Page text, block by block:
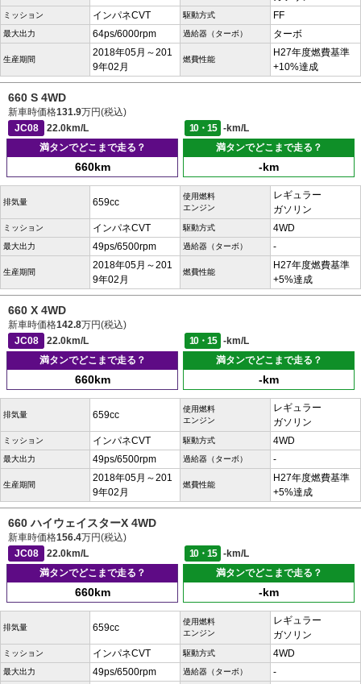
ミッション インパネCVT 駆動方式 FF
最大出力 64ps/6000rpm 過給器（ターボ） ターボ
生産期間
2018年05月～201
9年02月
燃費性能
H27年度燃費基準
+10%達成
660 S 4WD
新車時価格131.9万円(税込)
JC08
22.0km/L 10・15
-km/L
満タンでどこまで走る？
660km
満タンでどこまで走る？
-km
排気量 659cc
使用燃料
エンジン
レギュラー
ガソリン
ミッション インパネCVT 駆動方式 4WD
最大出力 49ps/6500rpm 過給器（ターボ） -
生産期間
2018年05月～201
9年02月
燃費性能
H27年度燃費基準
+5%達成
660 X 4WD
新車時価格142.8万円(税込)
JC08
22.0km/L 10・15
-km/L
満タンでどこまで走る？
660km
満タンでどこまで走る？
-km
排気量 659cc
使用燃料
エンジン
レギュラー
ガソリン
ミッション インパネCVT 駆動方式 4WD
最大出力 49ps/6500rpm 過給器（ターボ） -
生産期間
2018年05月～201
9年02月
燃費性能
H27年度燃費基準
+5%達成
660 ハイウェイスターX 4WD
新車時価格156.4万円(税込)
JC08
22.0km/L 10・15
-km/L
満タンでどこまで走る？
660km
満タンでどこまで走る？
-km
排気量 659cc
使用燃料
エンジン
レギュラー
ガソリン
ミッション インパネCVT 駆動方式 4WD
最大出力 49ps/6500rpm 過給器（ターボ） -